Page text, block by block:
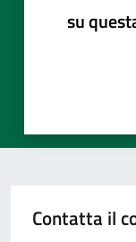
su
Contatta il